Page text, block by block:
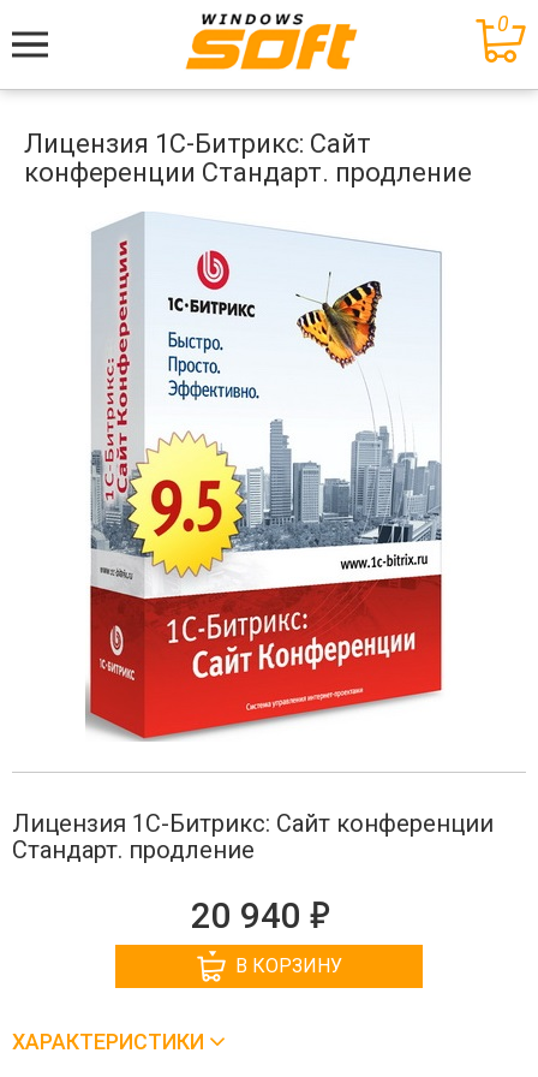
Меню
0
Лицензия 1С-Битрикс: Сайт
конференции Стандарт. продление
Лицензия 1С-Битрикс: Сайт конференции
Стандарт. продление
20 940 е
В КОРЗИНУ
ХАРАКТЕРИСТИКИ